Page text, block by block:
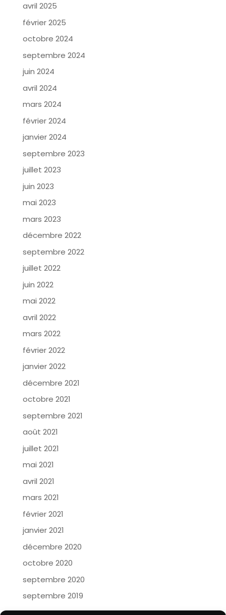
avril 2025
février 2025
octobre 2024
septembre 2024
juin 2024
avril 2024
mars 2024
février 2024
janvier 2024
septembre 2023
juillet 2023
juin 2023
mai 2023
mars 2023
décembre 2022
septembre 2022
juillet 2022
juin 2022
mai 2022
avril 2022
mars 2022
février 2022
janvier 2022
décembre 2021
octobre 2021
septembre 2021
août 2021
juillet 2021
mai 2021
avril 2021
mars 2021
février 2021
janvier 2021
décembre 2020
octobre 2020
septembre 2020
septembre 2019